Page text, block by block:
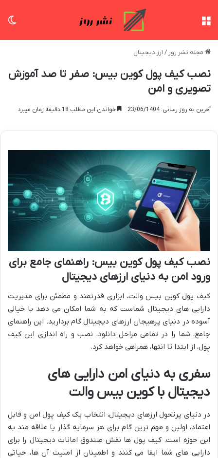
مجله نشر روز / ارز دیجیتال
نصب کیف پول کوین بیس: صفر تا صد آموزش
تصویری و امن
آخرین به روز رسانی: 23/06/1404 خواندن این مطلب 18 دقیقه زمان میبرد
نصب کیف پول کوین بیس: راهنمای جامع برای
ورود امن به دنیای ارزهای دیجیتال
کیف پول کوین بیس والت، ابزاری قدرتمند و مطمئن برای مدیریت
دارایی های دیجیتال شماست که به شما امکان می دهد با خیالی
آسوده در دنیای پرهیجان ارزهای دیجیتال گام بردارید. این راهنمای
جامع، شما را در تمامی مراحل دانلود، نصب و راه اندازی این کیف
پول، از ابتدا تا انتها، همراهی خواهد کرد.
سفری به دنیای امن دارایی های
دیجیتال با کوین بیس والت
در دنیای پرتحول ارزهای دیجیتال، انتخاب یک کیف پول امن و قابل
اعتماد، اولین و مهم ترین گام برای هر سرمایه گذار یا علاقه مند به
این حوزه است. کیف پول ها نقش صندوق امانات دیجیتال را برای
دارایی های شما ایفا می کنند و اطمینان از امنیت آن ها، حیاتی